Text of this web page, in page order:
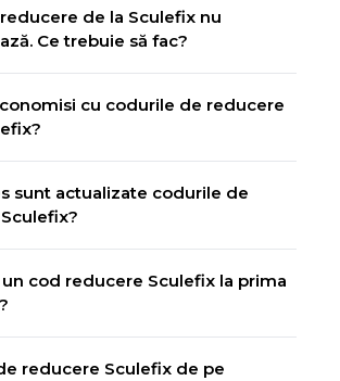
de la Sculefix nu
Ce trebuie să fac?
cu codurile de reducere
sunt actualizate codurile de
cod reducere Sculefix la prima
reducere Sculefix de pe